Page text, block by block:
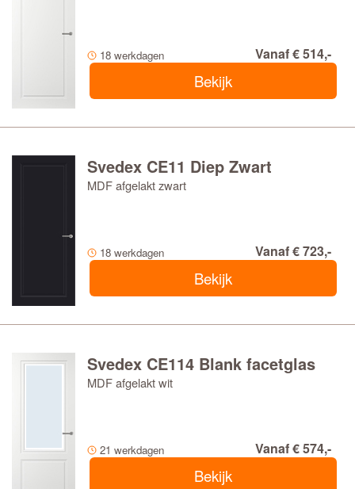
18 werkdagen Vanaf € 514,-
Bekijk
Svedex CE11 Diep Zwart
MDF afgelakt zwart
18 werkdagen Vanaf € 723,-
Bekijk
Svedex CE114 Blank facetglas
MDF afgelakt wit
21 werkdagen Vanaf € 574,-
Bekijk